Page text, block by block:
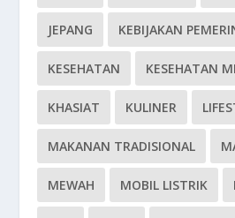
JEPANG KEBIJAKAN
KESEHATAN KESEHATAN
KHASIAT KULINER
MAKANAN TRADISIONAL
MEWAH MOBIL LISTRIK